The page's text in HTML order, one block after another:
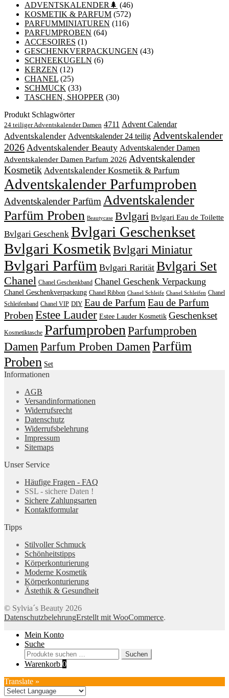
ADVENTSKALENDER🌲 (46)
KOSMETIK & PARFUM (572)
PARFUMMINIATUREN (116)
PARFUMPROBEN (64)
ACCESOIRES (1)
GESCHENKVERPACKUNGEN (43)
SCHNEEKUGELN (6)
KERZEN (12)
CHANEL (25)
SCHMUCK (33)
TASCHEN, SHOPPER (30)
Produkt Schlagwörter
24 teiliger Adventskalender Damen 4711 Advent Calendar
Adventskalender Adventskalender 24 teilig Adventskalender
2026 Adventskalender Beauty Adventskalender Damen
Adventskalender Damen Parfum 2026 Adventskalender
Kosmetik Adventskalender Kosmetik & Parfum
Adventskalender Parfumproben
Adventskalender ParfümAdventskalender
Parfüm Proben Beautycase Bvlgari Bvlgari Eau de Toilette
Bvlgari Geschenk Bvlgari Geschenkset
Bvlgari KosmetikBvlgari Miniatur
Bvlgari Parfüm Bvlgari Rarität Bvlgari Set
Chanel Chanel Geschenkband Chanel Geschenk Verpackung
Chanel Geschenkverpackung Chanel Ribbon Chanel Schleife Chanel Schleifen Chanel
Schleifenband Chanel VIP DIY Eau de Parfum Eau de Parfum
Proben Estee Lauder Estee Lauder Kosmetik Geschenkset
Kosmetiktasche ParfumprobenParfumproben
Damen Parfum Proben Damen Parfüm
Proben Set
Informationen
AGB
Versandinformationen
Widerrufsrecht
Datenschutz
Widerrufsbelehrung
Impressum
Sitemaps
Unser Service
Häufige Fragen - FAQ
SSL - sichere Daten !
Sichere Zahlungsarten
Kontaktformular
Tipps
Stilvoller Schmuck
Schönheitstipps
Körperkonturierung
Moderne Kosmetik
Körperkonturierung
Ästethik & Gesundheit
© Sylvia´s Beauty 2026
DatenschutzbelehrungErstellt mit WooCommerce.
Mein Konto
Suche
Suchen
nach:
Suchen
Warenkorb 0
Translate »